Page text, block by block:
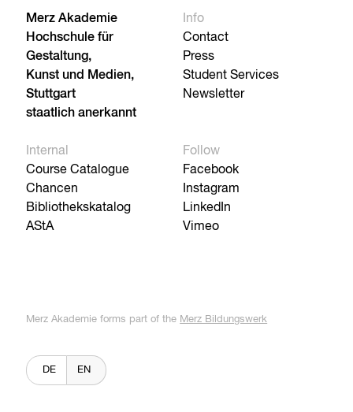
Merz Akademie
Hochschule für
Gestaltung,
Kunst und Medien,
Stuttgart
staatlich anerkannt
Info
Contact
Press
Student Services
Newsletter
Internal
Course Catalogue
Chancen
Bibliothekskatalog
AStA
Follow
Facebook
Instagram
LinkedIn
Vimeo
Merz Akademie forms part of the Merz Bildungswerk
DE EN